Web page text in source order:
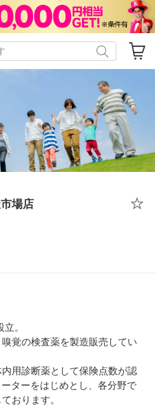
場店
。
覚の検査薬を製造販売してい
用診断薬として保険点数が認
ターをはじめとし、各分野で
おります。